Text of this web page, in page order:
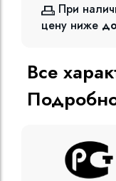
При
цену ниже
Все